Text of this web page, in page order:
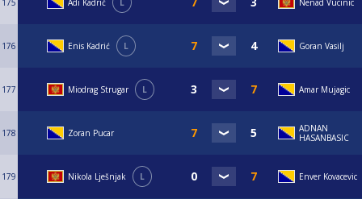
175 Adi Kadrić L Nenad Vucinic
176 Enis Kadrić L Goran Vasilj
177 Miodrag Strugar L Amar Mujagic
178 Zoran Pucar
ADNAN
HASANBASIC
179 Nikola Lješnjak L Enver Kovacevic